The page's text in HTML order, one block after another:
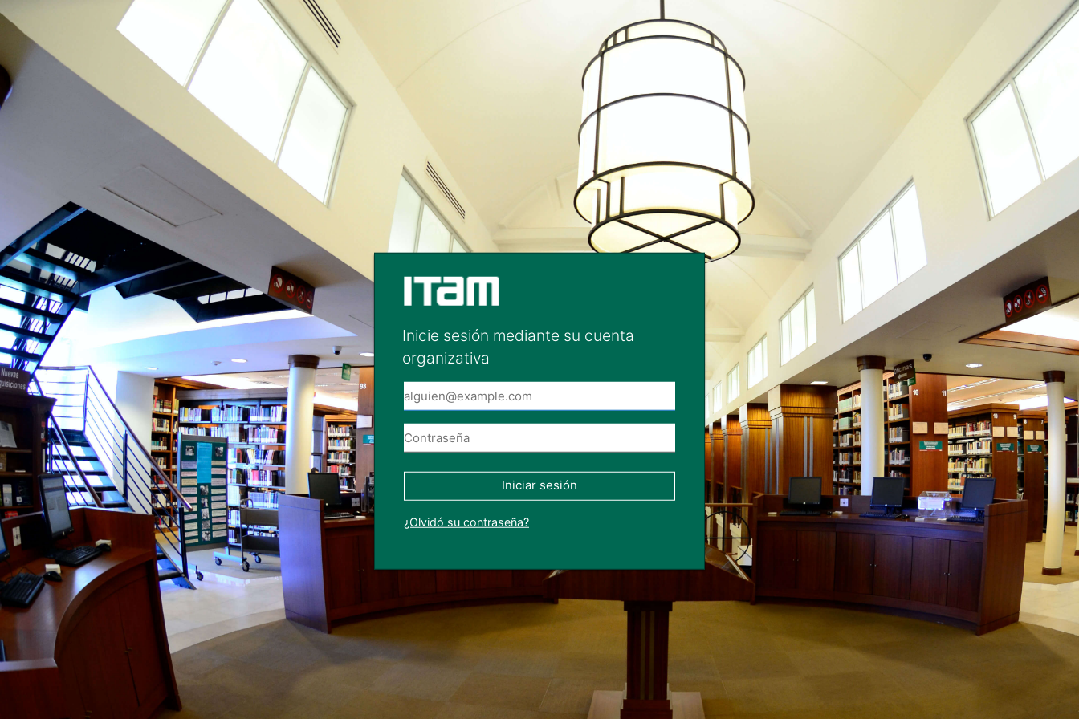
Inicie sesión mediante su cuenta
organizativa
Iniciar sesión
¿Olvidó su contraseña?